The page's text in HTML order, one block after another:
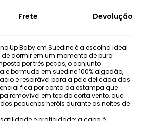
Frete Devolução
Up Baby em Suedine é a escolha ideal
dormir em um momento de pura
por três peças, o conjunto
e bermuda em suedine 100% algodão,
e respirável para a pele delicada das
fica por conta da estampa que
removível em tecido corta vento, que
pequenos heróis durante as noites de